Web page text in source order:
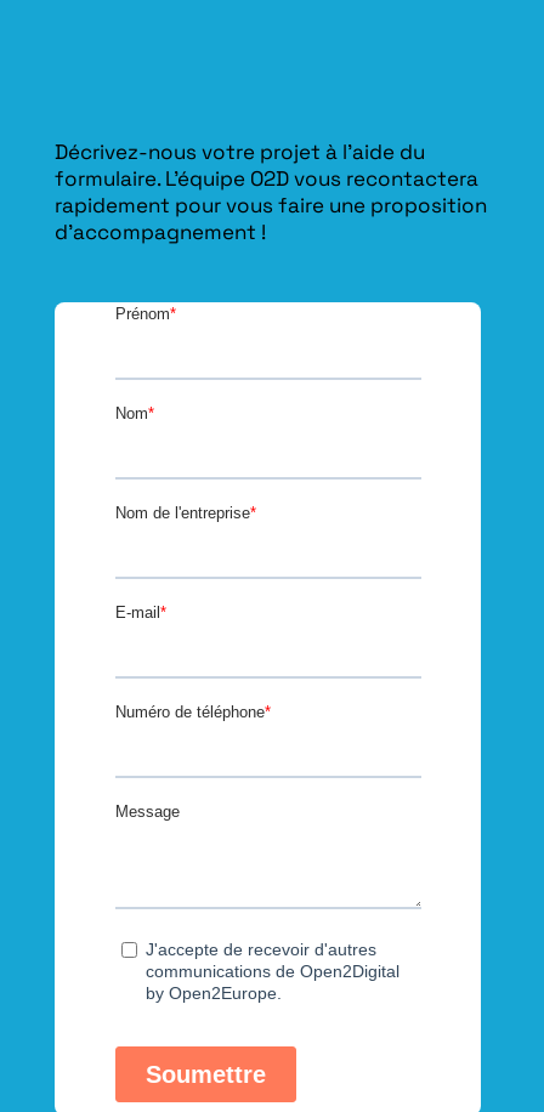
Décrivez-nous votre projet à l’aide du
formulaire. L'équipe O2D vous recontactera
rapidement pour vous faire une proposition
d’accompagnement !